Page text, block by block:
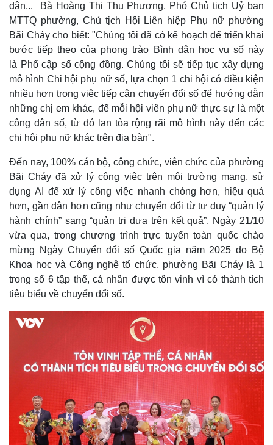
Kinh tế
Bất động sản
Khởi nghiệp
Thị trường
Giá vàng
Tiêu dùng
Chứng khoán
Giá cà phê
dân... Bà Hoàng Thị Thu Phương, Phó Chủ tịch Uỷ ban
MTTQ phường, Chủ tịch Hội Liên hiệp Phụ nữ phường
Bãi Cháy cho biết: "Chúng tôi đã có kế hoạch để triển khai
bước tiếp theo của phong trào Bình dân học vụ số này
là Phổ cập số cộng đồng. Chúng tôi sẽ tiếp tục xây dựng
mô hình Chi hội phụ nữ số, lựa chọn 1 chi hội có điều kiện
nhiều hơn trong việc tiếp cận chuyển đổi số để hướng dẫn
những chị em khác, để mỗi hội viên phụ nữ thực sự là một
công dân số, từ đó lan tỏa rộng rãi mô hình này đến các
chi hội phụ nữ khác trên địa bàn".
Đến nay, 100% cán bộ, công chức, viên chức của phường
Bãi Cháy đã xử lý công việc trên môi trường mạng, sử
dụng AI để xử lý công việc nhanh chóng hơn, hiệu quả
hơn, gần dân hơn cũng như chuyển đổi từ tư duy “quản lý
hành chính” sang “quản trị dựa trên kết quả”. Ngày 21/10
vừa qua, trong chương trình trực tuyến toàn quốc chào
mừng Ngày Chuyển đổi số Quốc gia năm 2025 do Bộ
Khoa học và Công nghệ tổ chức, phường Bãi Cháy là 1
trong số 6 tập thể, cá nhân được tôn vinh vì có thành tích
tiêu biểu về chuyển đổi số.